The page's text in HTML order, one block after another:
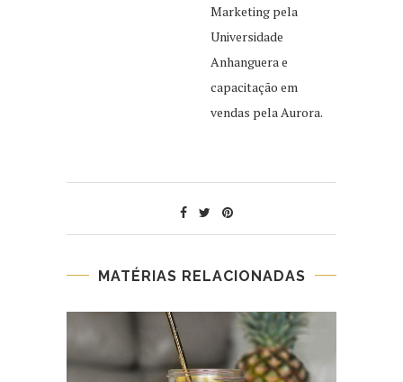
Marketing pela
Universidade
Anhanguera e
capacitação em
vendas pela Aurora.
MATÉRIAS RELACIONADAS